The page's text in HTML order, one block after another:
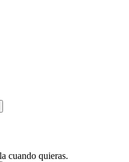
cuando quieras.